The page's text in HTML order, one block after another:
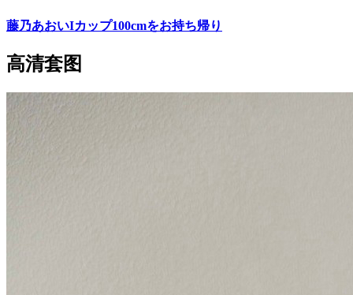
藤乃あおいIカップ100cmをお持ち帰り
高清套图